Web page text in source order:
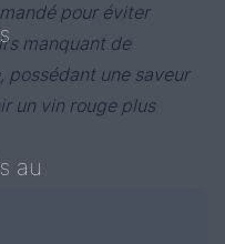
pour éviter
manquant de
une saveur
un vin rouge plus
au